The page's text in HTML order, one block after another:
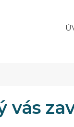
vás